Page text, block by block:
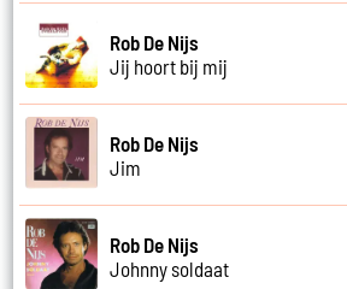
Rob De Nijs
Jij hoort bij mij
Rob De Nijs
Jim
Rob De Nijs
Johnny soldaat